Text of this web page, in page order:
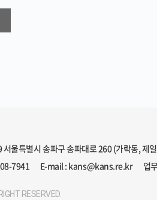
서울특별시 송파구 송파대로 260 (가락동, 제
7941 E-mail : kans@kans.re.kr 업
RESERVED.